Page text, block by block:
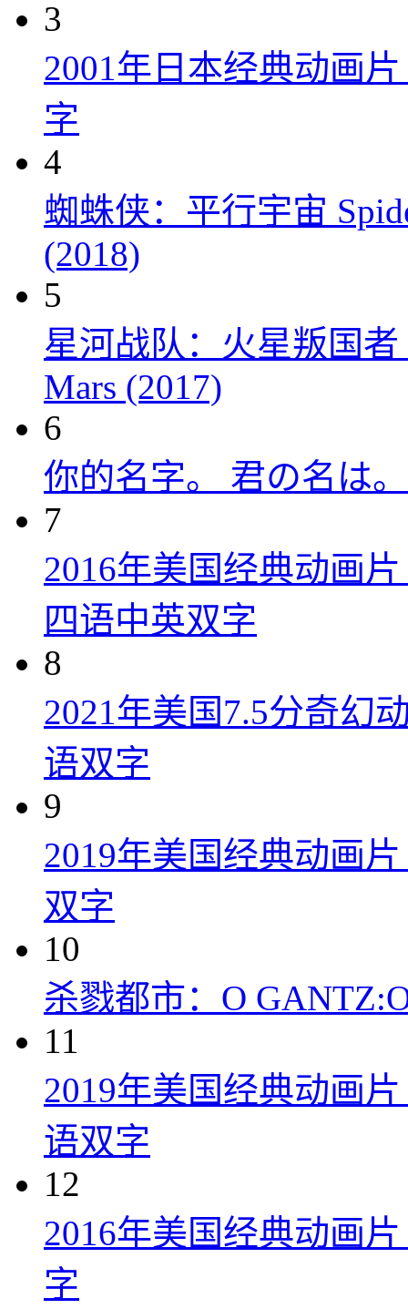
3
2001年日本经典动画
字
4
蜘蛛侠：平行宇宙
(2018)
5
星河战队：火星叛国者
Mars (2017)
6
你的名字。 君の名は
7
2016年美国经典动画
四语中英双字
8
2021年美国7.5分奇幻
语双字
9
2019年美国经典动画
双字
10
杀戮都市：O
11
2019年美国经典动画
语双字
12
2016年美国经典动画
字